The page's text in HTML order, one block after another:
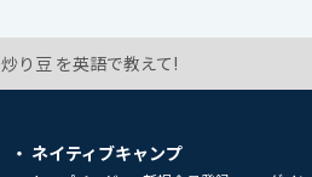
炒り豆 を英語で教えて!
ネイティブキャンプ